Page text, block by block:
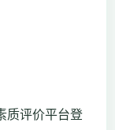
质评价平台登